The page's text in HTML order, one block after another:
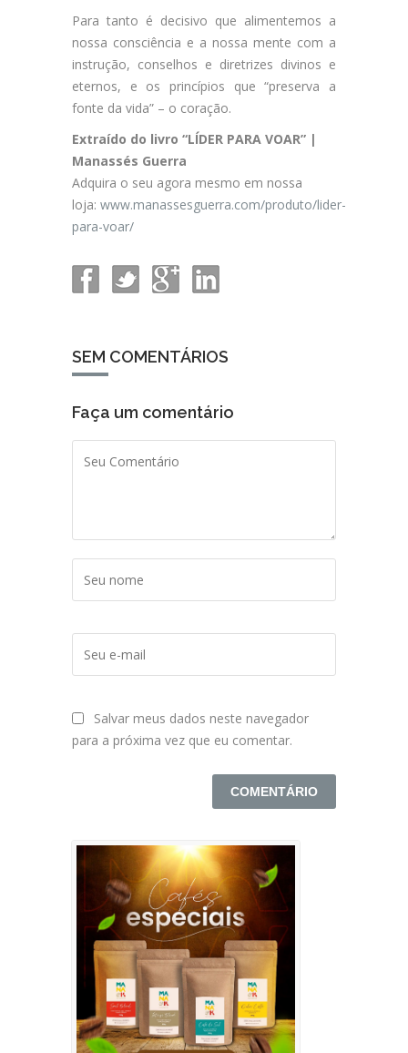
Para tanto é decisivo que alimentemos a
nossa consciência e a nossa mente com a
instrução, conselhos e diretrizes divinos e
eternos, e os princípios que “preserva a
fonte da vida” – o coração.
Extraído do livro “LÍDER PARA VOAR” |
Manassés Guerra
Adquira o seu agora mesmo em nossa
loja: www.manassesguerra.com/produto/lider-
para-voar/
SEM COMENTÁRIOS
Faça um comentário
Salvar meus dados neste navegador
para a próxima vez que eu comentar.